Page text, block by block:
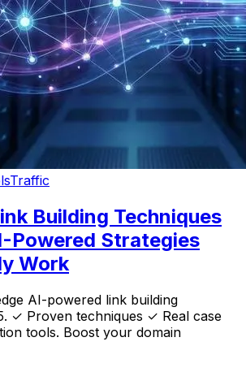
Traffic
Building Techniques
Powered Strategies
Work
AI-powered link building
✓ Proven techniques ✓ Real case
tools. Boost your domain